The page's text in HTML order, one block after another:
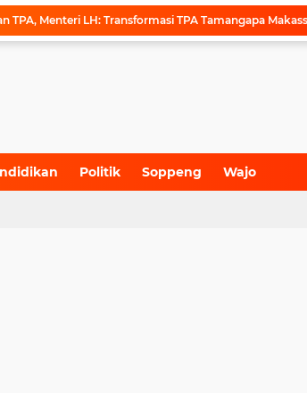
Politik Soppeng Wajo